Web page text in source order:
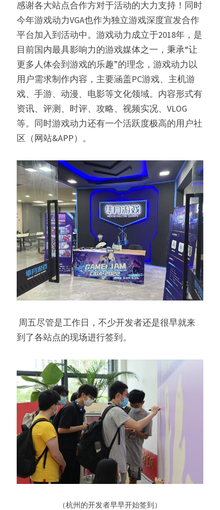
感谢各大站点合作方对于活动的大力支持！同时
今年游戏动力VGA也作为独立游戏深度宣发合作
平台加入到活动中。游戏动力成立于2018年，是
目前国内最具影响力的游戏媒体之一，秉承“让
更多人体会到游戏的乐趣”的理念，游戏动力以
用户需求制作内容，主要涵盖PC游戏、主机游
戏、手游、动漫、电影等文化领域。内容形式有
资讯、评测、时评、攻略、视频实况、VLOG
等。同时游戏动力还有一个活跃度极高的用户社
区（网站&APP）。
到了各站点的现场进行签到。
（杭州的开发者早早开始签到）